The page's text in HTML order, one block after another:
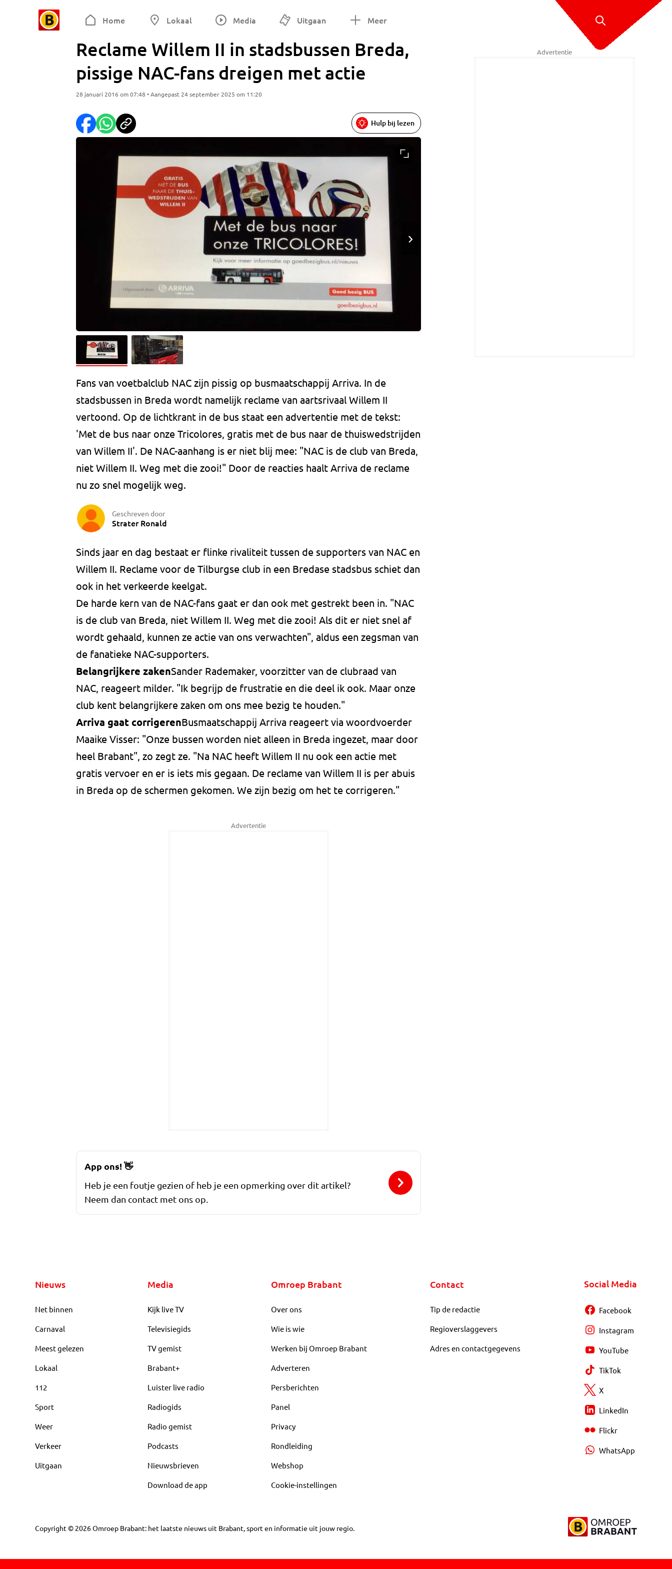
Home Lokaal Media Uitgaan Meer
Reclame Willem II in stadsbussen Breda,
pissige NAC-fans dreigen met actie
28 januari 2016 om 07:48 • Aangepast 24 september 2025 om 11:20
Reclame voor Willem II in stadsbussen Breda
Hulp bij lezen
Fans van voetbalclub NAC zijn pissig op busmaatschappij Arriva. In de
stadsbussen in Breda wordt namelijk reclame van aartsrivaal Willem II
vertoond. Op de lichtkrant in de bus staat een advertentie met de tekst:
'Met de bus naar onze Tricolores, gratis met de bus naar de thuiswedstrijden
van Willem II'. De NAC-aanhang is er niet blij mee: "NAC is de club van Breda,
niet Willem II. Weg met die zooi!" Door de reacties haalt Arriva de reclame
nu zo snel mogelijk weg.
Geschreven door
Strater Ronald
Sinds jaar en dag bestaat er flinke rivaliteit tussen de supporters van NAC en
Willem II. Reclame voor de Tilburgse club in een Bredase stadsbus schiet dan
ook in het verkeerde keelgat.
De harde kern van de NAC-fans gaat er dan ook met gestrekt been in. "NAC
is de club van Breda, niet Willem II. Weg met die zooi! Als dit er niet snel af
wordt gehaald, kunnen ze actie van ons verwachten", aldus een zegsman van
de fanatieke NAC-supporters.
Belangrijkere zakenSander Rademaker, voorzitter van de clubraad van
NAC, reageert milder. "Ik begrijp de frustratie en die deel ik ook. Maar onze
club kent belangrijkere zaken om ons mee bezig te houden."
Arriva gaat corrigerenBusmaatschappij Arriva reageert via woordvoerder
Maaike Visser: "Onze bussen worden niet alleen in Breda ingezet, maar door
heel Brabant", zo zegt ze. "Na NAC heeft Willem II nu ook een actie met
gratis vervoer en er is iets mis gegaan. De reclame van Willem II is per abuis
in Breda op de schermen gekomen. We zijn bezig om het te corrigeren."
Advertentie
Advertentie
App ons!👋
Heb je een foutje gezien of heb je een opmerking over dit artikel?
Neem dan contact met ons op.
Nieuws
Net binnen
Carnaval
Meest gelezen
Lokaal
112
Sport
Weer
Verkeer
Uitgaan
Media
Kijk live TV
Televisiegids
TV gemist
Brabant+
Luister live radio
Radiogids
Radio gemist
Podcasts
Nieuwsbrieven
Download de app
Omroep Brabant
Over ons
Wie is wie
Werken bij Omroep Brabant
Adverteren
Persberichten
Panel
Privacy
Rondleiding
Webshop
Cookie-instellingen
Contact
Tip de redactie
Regioverslaggevers
Adres en contactgegevens
Social Media
Facebook
Instagram
YouTube
TikTok
X
LinkedIn
Flickr
WhatsApp
Copyright © 2026Omroep Brabant: het laatste nieuws uit Brabant, sport en informatie uit jouw regio.